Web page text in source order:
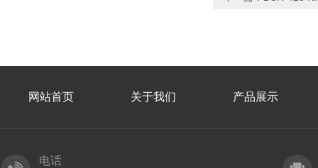
网站首页 关于我们 产品展示
电话